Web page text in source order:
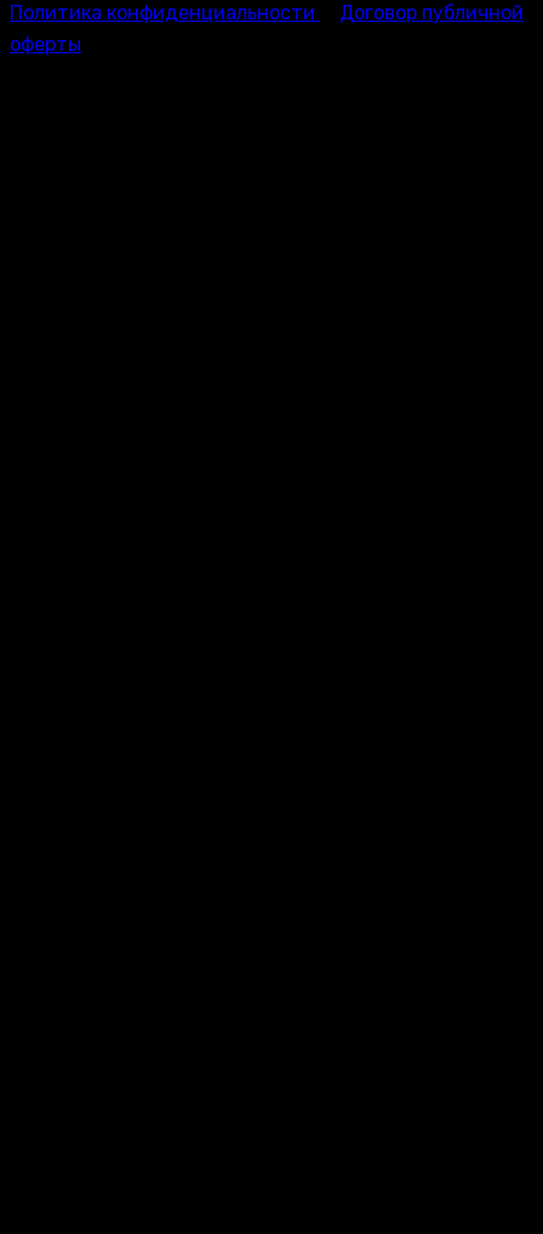
Политика конфиденциальности
Договор публичной
оферты